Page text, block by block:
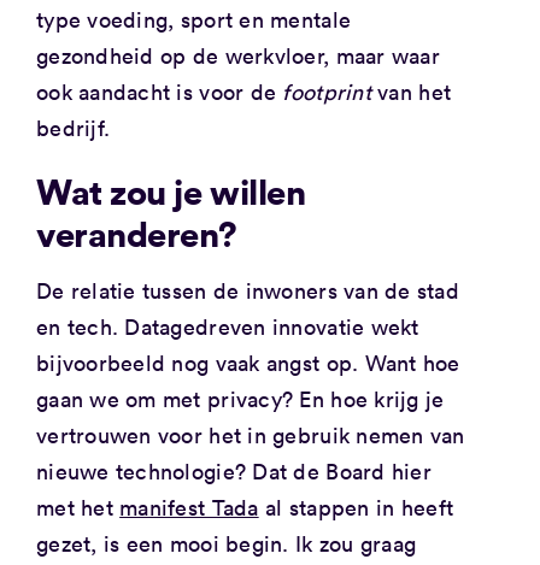
type voeding, sport en mentale
gezondheid op de werkvloer, maar waar
ook aandacht is voor de footprintvan het
bedrijf.
Wat zou je willen
veranderen?
De relatie tussen de inwoners van de stad
en tech. Datagedreven innovatie wekt
bijvoorbeeld nog vaak angst op. Want hoe
gaan we om met privacy? En hoe krijg je
vertrouwen voor het in gebruik nemen van
nieuwe technologie? Dat de Board hier
met het manifest Tada al stappen in heeft
gezet, is een mooi begin. Ik zou graag